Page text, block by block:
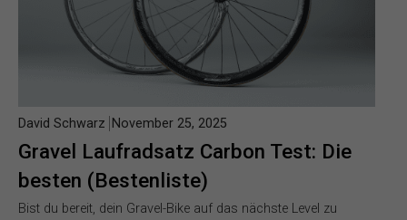
Gravel Laufradsatz Carbon Test: Die
besten (Bestenliste)
David Schwarz November 25, 2025
Bist du bereit, dein Gravel-Bike auf das nächste Level zu